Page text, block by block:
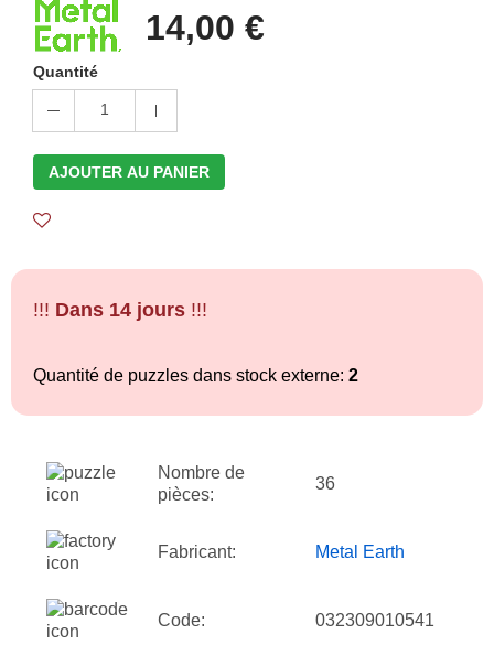
14,00 €
Quantité
1
AJOUTER AU PANIER
!!! Dans 14 jours !!!
Quantité de puzzles dans stock externe: 2
Nombre de
pièces:
36
Fabricant: Metal Earth
Code: 032309010541